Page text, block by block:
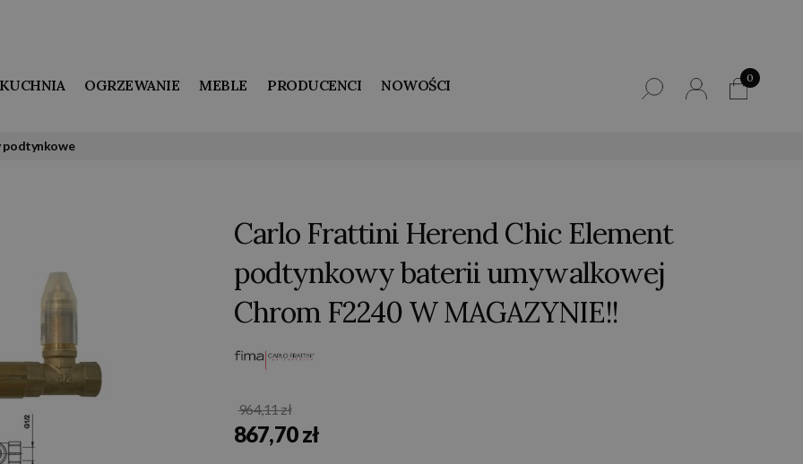
KUCHNIA OGRZEWANIE MEBLE PRODUCENCI NOWOŚCI 0
podtynkowe
Carlo Frattini Herend Chic Element
podtynkowy baterii umywalkowej
Chrom F2240 W MAGAZYNIE!!
964,11 zł
867,70 zł